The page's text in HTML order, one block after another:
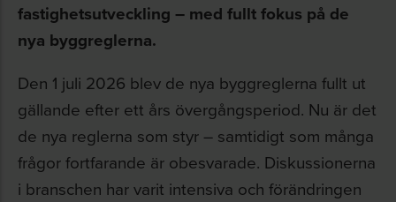
fastighetsutveckling – med fullt fokus på de
nya byggreglerna.
Den 1 juli 2026 blev de nya byggreglerna fullt ut
gällande efter ett års övergångsperiod. Nu är det
de nya reglerna som styr – samtidigt som många
frågor fortfarande är obesvarade. Diskussionerna
i branschen har varit intensiva och förändringen